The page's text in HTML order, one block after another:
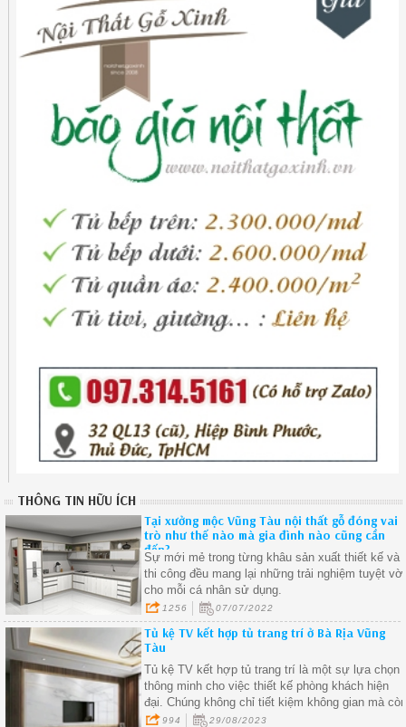
THÔNG TIN HỮU ÍCH
Tại xưởng mộc Vũng Tàu nội thất gỗ đóng vai
trò như thế nào mà gia đình nào cũng cần
đến?
Sự mới mẻ trong từng khâu sản xuất thiết kế và
thi công đều mang lại những trải nghiệm tuyệt vời
cho mỗi cá nhân sử dụng.
1256 07/07/2022
Tủ kệ TV kết hợp tủ trang trí ở Bà Rịa Vũng
Tàu
Tủ kệ TV kết hợp tủ trang trí là một sự lựa chọn
thông minh cho việc thiết kế phòng khách hiện
đại. Chúng không chỉ tiết kiệm không gian mà
tạo điểm nhấn thẩm mỹ và cung cấp sự tiện lợi
994 29/08/2023